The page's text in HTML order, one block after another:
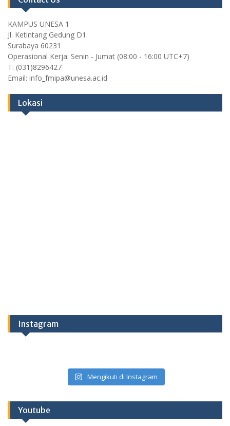
KAMPUS UNESA 1
Jl. Ketintang Gedung D1
Surabaya 60231
Operasional Kerja: Senin - Jumat (08:00 - 16:00 UTC+7)
T: (031)8296427
Email: info_fmipa@unesa.ac.id
Lokasi
Instagram
Mengikuti di Instagram
Youtube